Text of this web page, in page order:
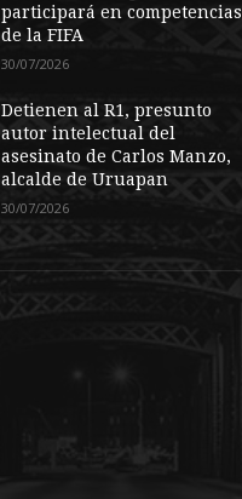
participará en competencias
de la FIFA
30/07/2026
Detienen al R1, presunto
autor intelectual del
asesinato de Carlos Manzo,
alcalde de Uruapan
30/07/2026